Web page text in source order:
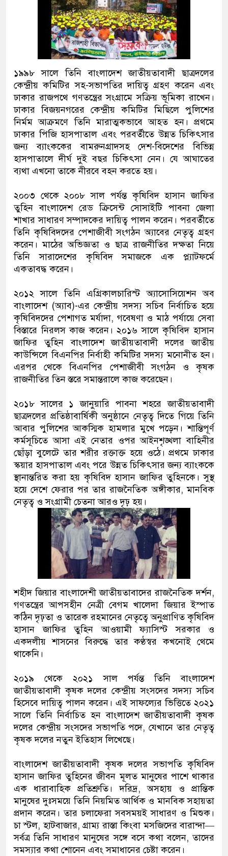
১৯৯৮ সালে তিনি বাংলাদেশ জাতীয়তাবাদী ছাত্রদলের
কেন্দ্রীয় কমিটির সহ-সভাপতির দায়িত্ব গ্রহণ করেন এবং
ঢাকার রাজপথে গণতন্ত্রের সংগ্রামে সক্রিয় ভূমিকা রাখেন।
ঢাকার বিজয়নগরের কেন্দ্রীয় কমিটির মিছিলে পুলিশের
নির্মম আক্রমণে তিনি মারাত্মকভাবে আহত হন। প্রথমে
ঢাকার পিজি হাসপাতাল এবং পরবর্তীতে উন্নত চিকিৎসার
জন্য ব্যাংককের বামরুনগ্রাদসহ দেশ-বিদেশের বিভিন্ন
হাসপাতালে দীর্ঘ দুই বছর চিকিৎসা নেন। যে আঘাতের
ব্যথা এখনো তাকে নীরবে বহন করতে হয়।
২০০৩ থেকে ২০০৮ সাল পর্যন্ত কৃষিবিদ হাসান জাফির
তুহিন বাংলাদেশ রেড ক্রিসেন্ট সোসাইটি পাবনা জেলা
শাখার সাধারণ সম্পাদকের দায়িত্ব পালন করেন। পরবর্তীতে
তিনি কৃষিবিদদের পেশাজীবী সংগঠন অ্যাবের নেতৃত্ব গ্রহণ
করেন। মাঠের অভিজ্ঞতা ও ছাত্র রাজনীতির দক্ষতা নিয়ে
তিনি সারাদেশের কৃষিবিদ সমাজকে এক প্ল্যাটফর্মে
একতাবদ্ধ করেন।
২০১২ সালে তিনি এগ্রিকালচারিস্ট অ্যাসোসিয়েশন অব
বাংলাদেশ (অ্যাব)-এর কেন্দ্রীয় সদস্য সচিব নির্বাচিত হয়ে
কৃষিবিদদের পেশাগত মর্যাদা, গবেষণা ও মাঠ পর্যায়ে সেবা
বিস্তারে নিরলস কাজ করেন। ২০১৬ সালে কৃষিবিদ হাসান
জাফির তুহিন বাংলাদেশ জাতীয়তাবাদী দলের জাতীয়
কাউন্সিলে বিএনপির নির্বাহী কমিটির সদস্য মনোনীত হন।
এরপর থেকে বিএনপির পেশাজীবী সংগঠন ও কৃষক
রাজনীতির তিন স্তরে সমান্তরালে কাজ করেছেন।
২০১৮ সালের ১ জানুয়ারি পাবনা শহরে জাতীয়তাবাদী
ছাত্রদলের প্রতিষ্ঠাবার্ষিকী অনুষ্ঠানে নেতৃত্ব দিতে গিয়ে তিনি
আবার পুলিশের আকস্মিক হামলার মুখে পড়েন। শান্তিপূর্ণ
কর্মসূচিতে আসা এই নেতার ওপর আইনশৃঙ্খলা বাহিনীর
ছোঁড়া বুলেটে তার শরীর রক্তাক্ত হয়ে ওঠে। প্রথমে ঢাকার
স্কয়ার হাসপাতাল এবং পরে উন্নত চিকিৎসার জন্য ব্যাংককে
স্থানান্তরিত করা হয় কৃষিবিদ হাসান জাফির তুহিনকে। সুস্থ
হয়ে দেশে ফেরার পর তার রাজনৈতিক অঙ্গীকার, মানবিক
নেতৃত্ব ও সংগ্রামী চেতনা আরও দৃঢ় হয়।
শহীদ জিয়ার বাংলাদেশী জাতীয়তাবাদের রাজনৈতিক দর্শন,
গণতন্ত্রের আপসহীন নেত্রী বেগম খালেদা জিয়ার ইস্পাত
কঠিন দৃঢ়তা ও তারেক রহমানের নেতৃত্বে অনুপ্রাণিত কৃষিবিদ
হাসান জাফির তুহিন আওয়ামী ফ্যাসিস্ট সরকার ও
একদলীয় শাসনের বিরুদ্ধে তার কণ্ঠস্বর কখনোই থেমে
থাকেনি।
২০১৯ থেকে ২০২১ সাল পর্যন্ত তিনি বাংলাদেশ
জাতীয়তাবাদী কৃষক দলের কেন্দ্রীয় সংসদের সদস্য সচিব
হিসেবে দায়িত্ব পালন করেন। এই সাফল্যের ভিত্তিতে ২০২১
সালে তিনি নির্বাচিত হন বাংলাদেশ জাতীয়তাবাদী কৃষক
দলের কেন্দ্রীয় সংসদের সভাপতি পদে, যেখানে তার নেতৃত্ব
কৃষক দলের নতুন ইতিহাস লিখেছে।
বাংলাদেশ জাতীয়তাবাদী কৃষক দলের সভাপতি কৃষিবিদ
হাসান জাফির তুহিনের জীবন মূলত মানুষের পাশে থাকার
এক ধারাবাহিক প্রতিশ্রুতি। দরিদ্র, অসহায় ও প্রান্তিক
মানুষের দুঃসময়ে তিনি নিয়মিত আর্থিক ও মানবিক সহায়তা
প্রদান করেন। তার চলাফেরা সবসময়ই সাধারণ ও মিশুক।
চা স্টল, হাটবাজার, গ্রাম্য রাস্তা কিংবা মসজিদের বারান্দা—
সর্বত্র তিনি সাধারণ মানুষের সঙ্গে বসে কথা বলেন, তাদের
সমস্যার কথা শোনেন এবং সমাধানের চেষ্টা করেন।